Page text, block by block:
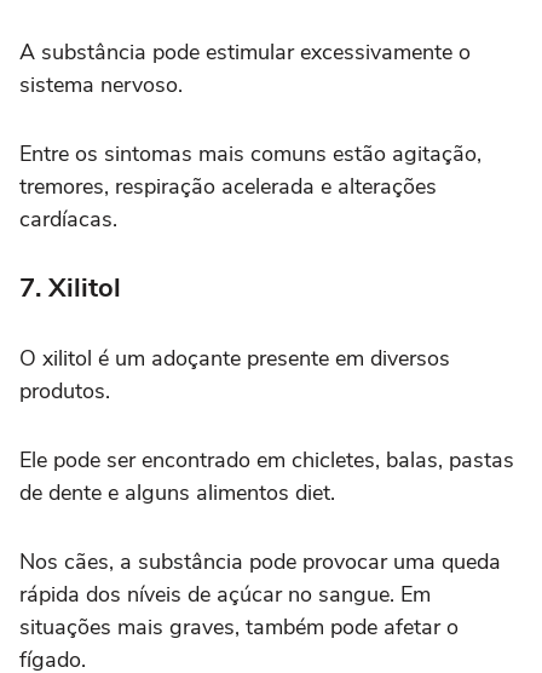
A substância pode estimular excessivamente o
sistema nervoso.
Entre os sintomas mais comuns estão agitação,
tremores, respiração acelerada e alterações
cardíacas.
7. Xilitol
O xilitol é um adoçante presente em diversos
produtos.
Ele pode ser encontrado em chicletes, balas, pastas
de dente e alguns alimentos diet.
Nos cães, a substância pode provocar uma queda
rápida dos níveis de açúcar no sangue. Em
situações mais graves, também pode afetar o
fígado.